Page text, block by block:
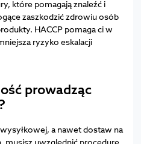
które pomagają znaleźć i
zaszkodzić zdrowiu osób
HACCP pomaga ci w
ryzyko eskalacji
prowadząc
a nawet dostaw na